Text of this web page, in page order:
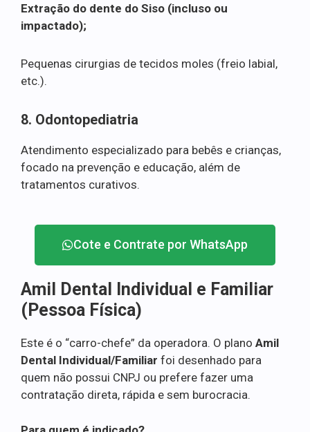
Extração do dente do Siso (incluso ou
impactado);
Pequenas cirurgias de tecidos moles (freio labial,
etc.).
8. Odontopediatria
Atendimento especializado para bebês e crianças,
focado na prevenção e educação, além de
tratamentos curativos.
Cote e Contrate por WhatsApp
Amil Dental Individual e Familiar
(Pessoa Física)
Este é o “carro-chefe” da operadora. O plano Amil
Dental Individual/Familiar foi desenhado para
quem não possui CNPJ ou prefere fazer uma
contratação direta, rápida e sem burocracia.